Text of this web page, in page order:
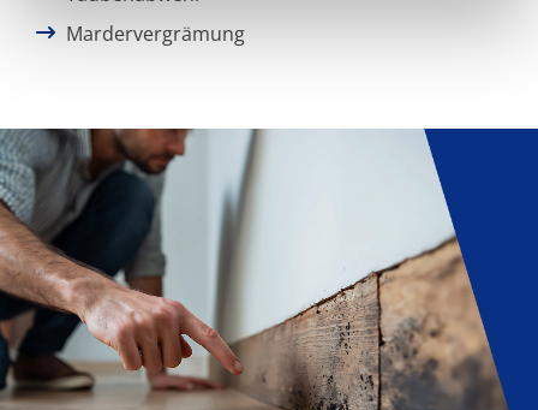
Mardervergrämung